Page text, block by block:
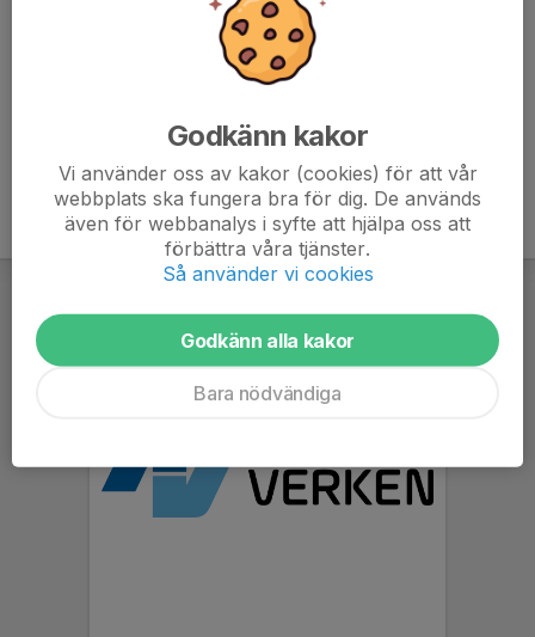
Godkänn kakor
Vi använder oss av kakor (cookies) för att vår
webbplats ska fungera bra för dig. De används
även för webbanalys i syfte att hjälpa oss att
förbättra våra tjänster.
Så använder vi cookies
Godkänn alla kakor
Bara nödvändiga